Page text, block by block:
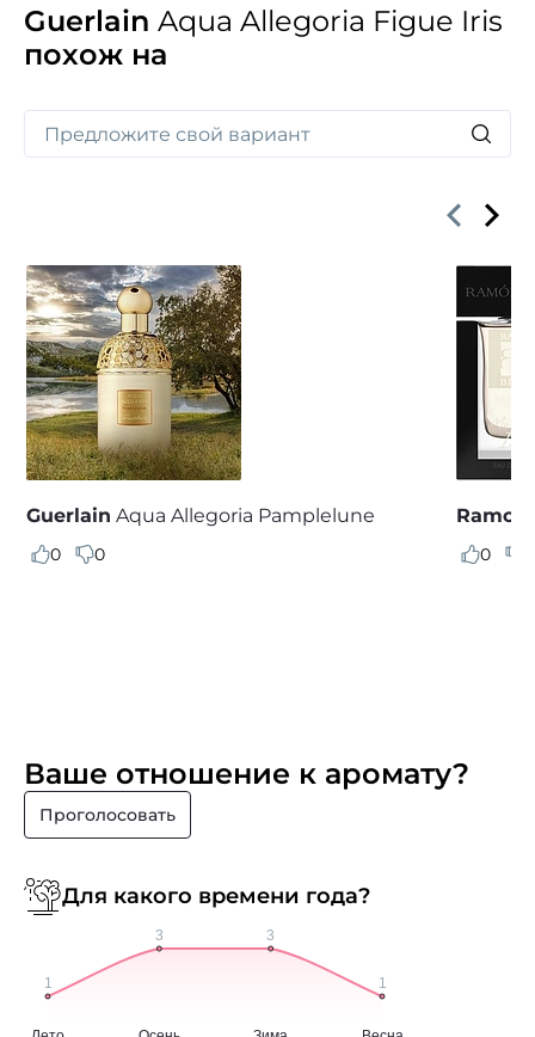
Вашу изысканность.
Guerlain Aqua Allegoria Figue Iris
похож на
Guerlain Aqua Allegoria Pamplelune
0 0
Ramon
0
Ваше отношение к аромату?
Проголосовать
Для какого времени года?